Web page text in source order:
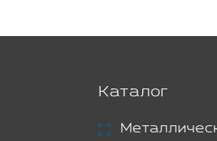
Каталог